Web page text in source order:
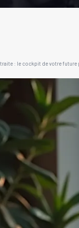
: le cockpit de votre future